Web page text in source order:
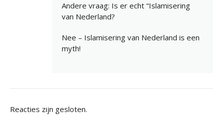
Andere vraag: Is er echt “Islamisering
van Nederland?
Nee – Islamisering van Nederland is een
myth!
Reacties zijn gesloten.